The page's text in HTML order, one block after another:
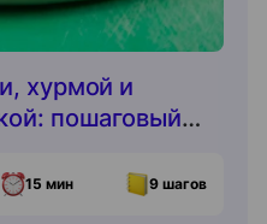
хурмой и
пошаговый
15 мин 9 шагов